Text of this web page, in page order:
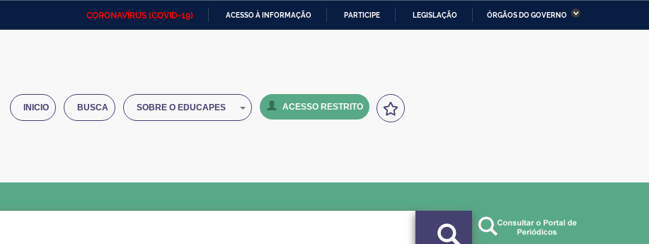
CORONAVÍRUS (COVID-19) ACESSO À INFORMAÇÃO PARTICIPE LEGISLAÇÃO ÓRGÃOS DO GOVERNO
Ministério das Relações
Ministério da Economia Ministério da Infraestrutura
INICIO BUSCA SOBRE O EDUCAPES ACESSO RESTRITO